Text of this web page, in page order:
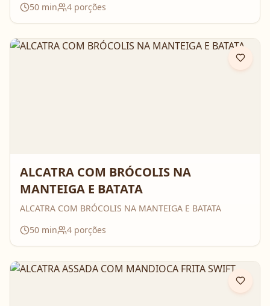
50 min 4 porções
ALCATRA COM BRÓCOLIS NA
MANTEIGA E BATATA
ALCATRA COM BRÓCOLIS NA MANTEIGA E BATATA
50 min 4 porções